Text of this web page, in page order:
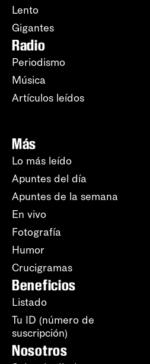
Lento
Gigantes
Radio
Periodismo
Música
Artículos leídos
Más
Lo más leído
Apuntes del día
Apuntes de la semana
En vivo
Fotografía
Humor
Crucigramas
Beneficios
Listado
Tu ID (número de
suscripción)
Nosotros